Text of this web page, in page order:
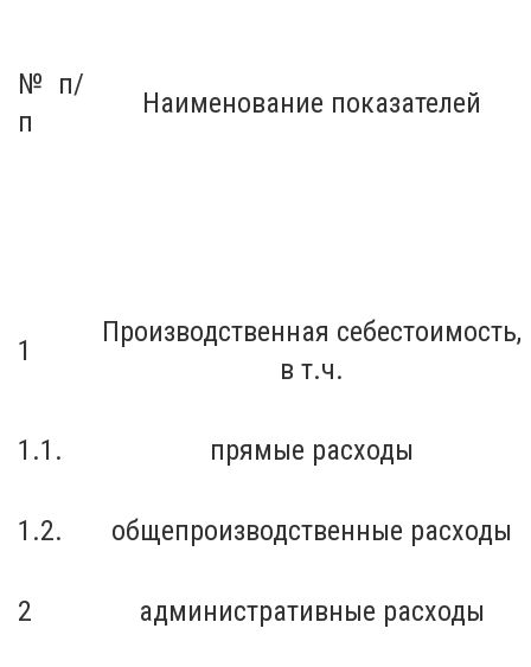
№ п/
п
Наименование показателей
1
Производственная себестоимость,
в т.ч.
1.1. прямые расходы
1.2. общепроизводственные расходы
2 административные расходы